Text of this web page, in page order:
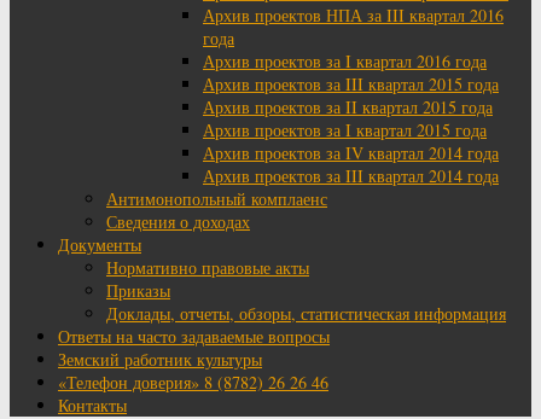
Архив проектов НПА за III квартал 2016
года
Архив проектов за I квартал 2016 года
Архив проектов за III квартал 2015 года
Архив проектов за II квартал 2015 года
Архив проектов за I квартал 2015 года
Архив проектов за IV квартал 2014 года
Архив проектов за III квартал 2014 года
Антимонопольный комплаенс
Сведения о доходах
Документы
Нормативно правовые акты
Приказы
Доклады, отчеты, обзоры, статистическая информация
Ответы на часто задаваемые вопросы
Земский работник культуры
«Телефон доверия» 8 (8782) 26 26 46
Контакты